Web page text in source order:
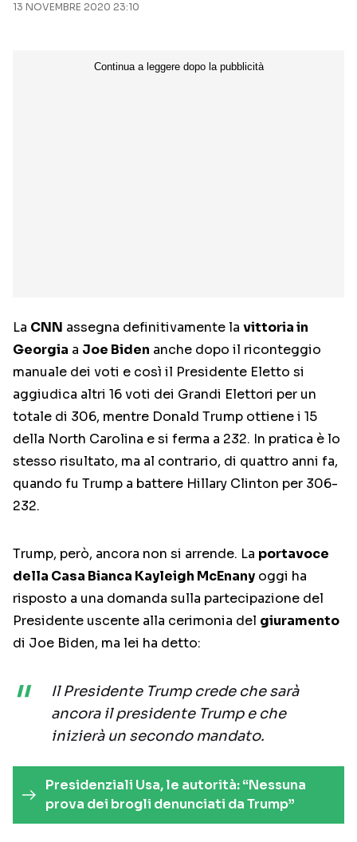
13 NOVEMBRE 2020 23:10
La CNN assegna definitivamente la vittoria in
Georgia a Joe Biden anche dopo il riconteggio
manuale dei voti e così il Presidente Eletto si
aggiudica altri 16 voti dei Grandi Elettori per un
totale di 306, mentre Donald Trump ottiene i 15
della North Carolina e si ferma a 232. In pratica è lo
stesso risultato, ma al contrario, di quattro anni fa,
quando fu Trump a battere Hillary Clinton per 306-
232.
Trump, però, ancora non si arrende. La portavoce
della Casa Bianca Kayleigh McEnany oggi ha
risposto a una domanda sulla partecipazione del
Presidente uscente alla cerimonia del giuramento
di Joe Biden, ma lei ha detto:
Il Presidente Trump crede che sarà
ancora il presidente Trump e che
inizierà un secondo mandato.
Presidenziali Usa, le autorità: “Nessuna
prova dei brogli denunciati da Trump”